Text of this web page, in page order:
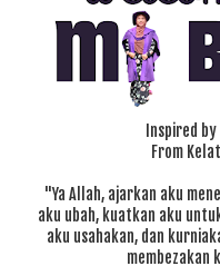
Inspired
From
"Ya Allah, ajarkan aku
aku ubah, kuatkan aku
aku usahakan, dan
membezakan